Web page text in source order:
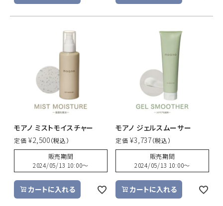
モアノ ミストモイスチャー
定価 ¥2,500
販売期間
2024/05/13 10:00〜
カートに入れる
モアノ ジェルスムーサー
定価 ¥3,737
販売期間
2024/05/13 10:00〜
カートに入れる